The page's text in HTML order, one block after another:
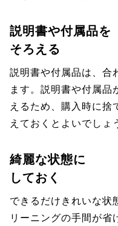
説明書や付属品を
そろえる
説明書や付属品は、合
ます。説明書や付属品
えるため、購入時に捨
えておくとよいでしょ
綺麗な状態に
しておく
できるだけきれいな状
リーニングの手間が省